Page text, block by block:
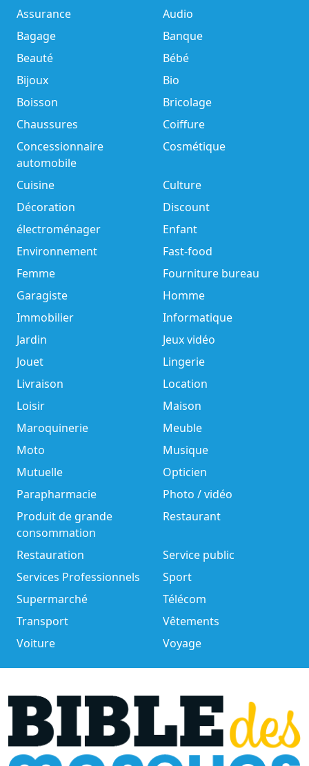
Assurance
Audio
Bagage
Banque
Beauté
Bébé
Bijoux
Bio
Boisson
Bricolage
Chaussures
Coiffure
Concessionnaire
automobile
Cosmétique
Cuisine
Culture
Décoration
Discount
électroménager
Enfant
Environnement
Fast-food
Femme
Fourniture bureau
Garagiste
Homme
Immobilier
Informatique
Jardin
Jeux vidéo
Jouet
Lingerie
Livraison
Location
Loisir
Maison
Maroquinerie
Meuble
Moto
Musique
Mutuelle
Opticien
Parapharmacie
Photo / vidéo
Produit de grande
consommation
Restaurant
Restauration
Service public
Services Professionnels
Sport
Supermarché
Télécom
Transport
Vêtements
Voiture
Voyage